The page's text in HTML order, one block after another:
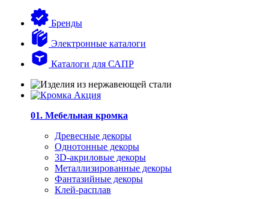
Бренды
Электронные каталоги
Каталоги для САПР
01. Мебельная кромка
Древесные декоры
Однотонные декоры
3D-акриловые декоры
Металлизированные декоры
Фантазийные декоры
Клей-расплав